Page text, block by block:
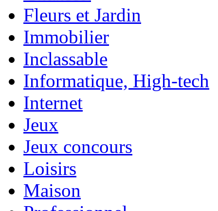
Fleurs et Jardin
Immobilier
Inclassable
Informatique, High-tech
Internet
Jeux
Jeux concours
Loisirs
Maison